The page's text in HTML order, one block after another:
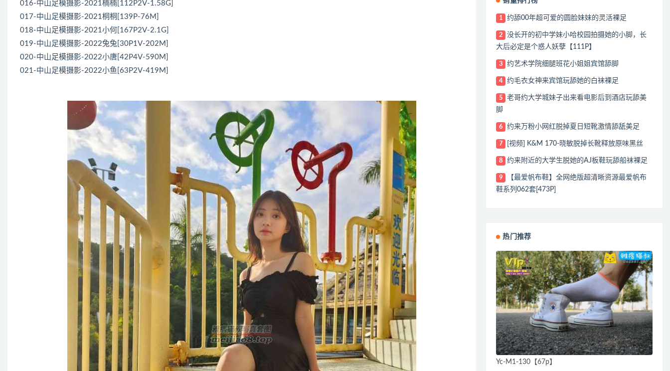
016-中山足模摄影-2021楠楠[112P2V-1.58G]
017-中山足模摄影-2021桐桐[139P-76M]
018-中山足模摄影-2021小何[167P2V-2.1G]
019-中山足模摄影-2022兔兔[30P1V-202M]
020-中山足模摄影-2022小唐[42P4V-590M]
021-中山足模摄影-2022小鱼[63P2V-419M]
1 约舔00年超可爱的圆脸妹妹的灵活裸足
2
没长开的初中学妹小哈校园拍摄她的小脚，长
大后必定是个惑人妖孽【111P】
3 约艺术学院细腿班花小姐姐宾馆舔脚
4 约毛衣女神来宾馆玩舔她的白袜裸足
5
老哥约大学城妹子出来看电影后到酒店玩舔美
脚
6 约来万粉小网红脱掉夏日短靴激情舔舐美足
7 [视频] K&M 170-晓敏脱掉长靴释放原味黑丝
8 约来附近的大学生脱她的AJ板鞋玩舔船袜裸足
9
【最爱帆布鞋】全网绝版超清晰资源最爱帆布
鞋系列062套[473P]
热门推荐
Yc-M1-130【67p】